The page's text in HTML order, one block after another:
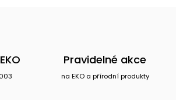
Pravidelné akce
na EKO a přírodní produkty